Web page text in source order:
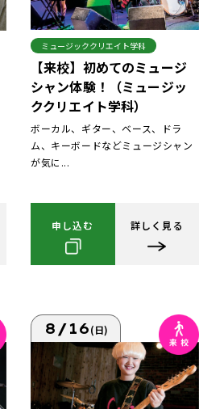
ミュージッククリエイト学科
【来校】初めてのミュージ
シャン体験！（ミュージッ
ククリエイト学科）
ボーカル、ギター、ベース、ドラ
ム、キーボードなどミュージシャン
が気に...
申し込む 詳しく見る
8/16(日)